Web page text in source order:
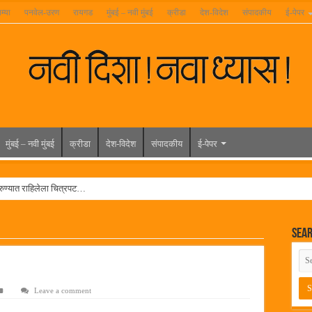
पनवेल-उरण रायगड मुंबई – नवी मुंबई क्रीडा देश-विदेश संपादकीय ई-पेपर
मुंबई – नवी मुंबई क्रीडा देश-विदेश संपादकीय ई-पेपर
राहिलेला चित्रपट…
-आमदार रविशेठ पाटील
Leave a comment